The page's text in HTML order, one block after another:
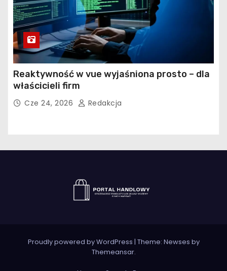
Reaktywność w vue wyjaśniona prosto – dla
właścicieli firm
Cze 24, 2026 Redakcja
Proudly powered by WordPress | Theme: Newses by
Themeansar.